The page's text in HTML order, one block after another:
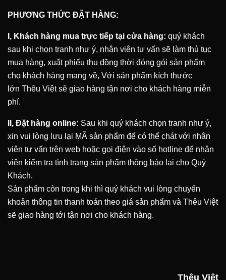
PHƯƠNG THỨC ĐẶT HÀNG:
I, Khách hàng mua trực tiếp tại cửa hàng: quý khách
sau khi chọn tranh như ý, nhân viên tư vấn sẽ làm thủ tục
mua hàng, xuất phiếu thu đồng thời đóng gói sản phẩm
cho khách hàng mang về, Với sản phẩm kích thước
lớn Thêu Việtsẽ giao hàng tận nơi cho khách hàng miễn
phí.
II, Đặt hàng online: Sau khi quý khách chọn tranh như ý,
xin vui lòng lưu lại MÃ sản phẩm để có thể chát với nhân
viên tư vấn trên web hoặc gọi điện vào số hotline để nhân
viên kiểm tra tình trạng sản phẩm thông báo lại cho Quý
Khách.
Sản phẩm còn trong khi thì quý khách vui lòng chuyển
khoản thông tin thanh toán theo giá sản phẩm và Thêu Việt
sẽ giao hàng tới tận nơi cho khách hàng.
Thêu Việt